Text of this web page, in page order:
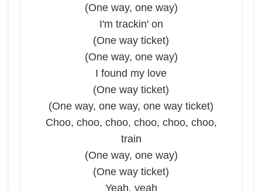
(One way, one way)
I'm trackin' on
(One way ticket)
(One way, one way)
I found my love
(One way ticket)
(One way, one way, one way ticket)
Choo, choo, choo, choo, choo, choo,
train
(One way, one way)
(One way ticket)
Yeah, yeah